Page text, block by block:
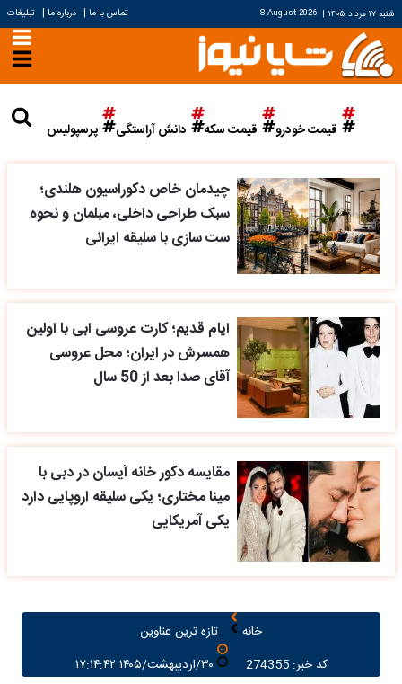
شنبه ۱۷ مرداد ۱۴۰۵ |
8 August 2026 تماس با ما | درباره ما | تبلیغات
قیمت خودرو قیمت سکه دانش آراستگی پرسپولیس
چیدمان خاص دکوراسیون هلندی؛
سبک طراحی داخلی، مبلمان و نحوه
ست سازی با سلیقه ایرانی
ایام قدیم؛ کارت عروسی ابی با اولین
همسرش در ایران؛ محل عروسی
آقای صدا بعد از 50 سال
مقایسه دکور خانه آیسان در دبی با
مینا مختاری؛ یکی سلیقه اروپایی دارد
یکی آمریکایی
خانه
تازه ترین عناوین
کد خبر: 274355